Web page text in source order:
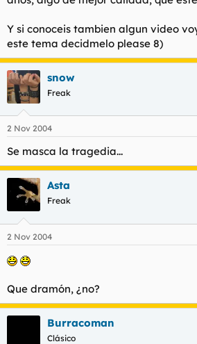
l
e
m
i
Y si conoceis tambien algun video
este tema decidmelo please 8)
snow
Freak
2 Nov 2004
Se masca la tragedia...
Asta
Freak
2 Nov 2004
Que dramón, ¿no?
Burracoman
Clásico